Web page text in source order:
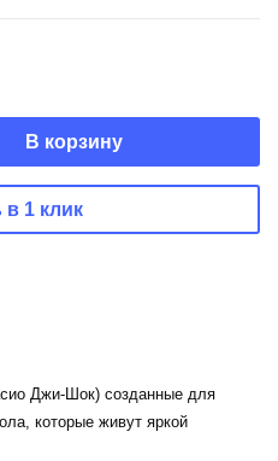
В корзину
в 1 клик
Джи-Шок) созданные для
которые живут яркой